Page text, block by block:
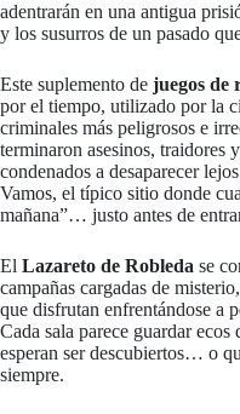
adentrarán en una antigua
y los susurros de un pasado
Este suplemento de juegos de
por el tiempo, utilizado por la
criminales más peligrosos e
terminaron asesinos, traidores
condenados a desaparecer
Vamos, el típico sitio donde
mañana”… justo antes de
El Lazareto de Robleda se
campañas cargadas de
que disfrutan enfrentándose a
Cada sala parece guardar
esperan ser descubiertos… o
siempre.